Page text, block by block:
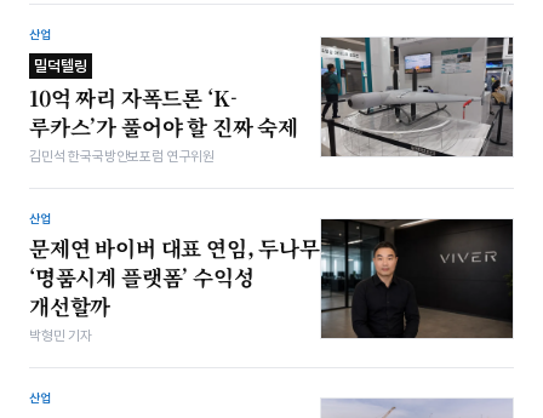
산업
밀덕텔링
10억 짜리 자폭드론 ‘K-
루카스’가 풀어야 할 진짜 숙제
김민석 한국국방안보포럼 연구위원
산업
문제연 바이버 대표 연임, 두나무
‘명품시계 플랫폼’ 수익성
개선할까
박형민 기자
산업